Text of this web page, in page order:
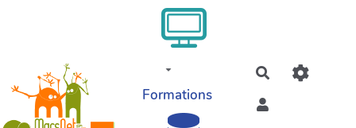
Formations
Rechercher